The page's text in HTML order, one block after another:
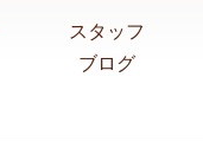
スタッフ
ブログ